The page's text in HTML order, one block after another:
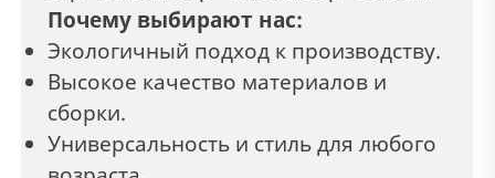
Почему выбирают нас:
Экологичный подход к производству.
Высокое качество материалов и
сборки.
Универсальность и стиль для любого